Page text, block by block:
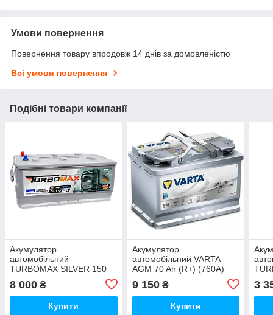
Умови повернення
Повернення товару впродовж 14 днів за домовленістю
Всі умови повернення
Подібні товари компанії
Акумулятор
автомобільний
TURBOMAX SILVER 150
8 000 ₴
Купити
Акумулятор
автомобільний VARTA
AGM 70 Ah (R+) (760А)
9 150₴
Купити
3